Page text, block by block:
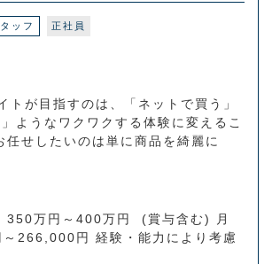
ッフ 正社員
トが目指すのは、「ネットで買う」
ようなワクワクする体験に変えるこ
任せしたいのは単に商品を綺麗に
万円～400万円 (賞与含む) 月
266,000円 経験・能力により考慮